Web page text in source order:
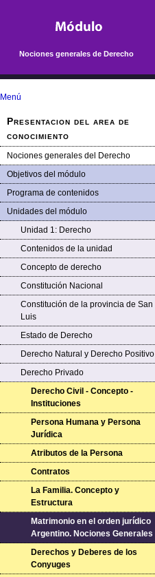
Nociones generales de Derecho
Menú
Presentacion del area de
conocimiento
Nociones generales del Derecho
Objetivos del módulo
Programa de contenidos
Unidades del módulo
Unidad 1: Derecho
Contenidos de la unidad
Concepto de derecho
Constitución Nacional
Constitución de la provincia de San
Luis
Estado de Derecho
Derecho Natural y Derecho Positivo
Derecho Privado
Derecho Civil - Concepto -
Instituciones
Persona Humana y Persona
Jurídica
Atributos de la Persona
Contratos
La Familia. Concepto y
Estructura
Matrimonio en el orden jurídico
Argentino. Nociones Generales
Derechos y Deberes de los
Conyuges